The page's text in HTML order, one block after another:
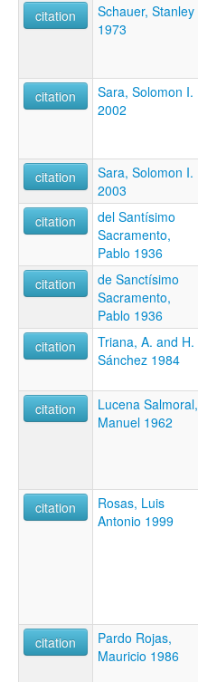
citation
Schauer, Stanley
1973
citation
Sara, Solomon I.
2002
citation
Sara, Solomon I.
2003
citation
del Santísimo
Sacramento,
Pablo 1936
citation
de Sanctísimo
Sacramento,
Pablo 1936
citation
Triana, A. and H.
Sánchez 1984
citation
Lucena Salmoral,
Manuel 1962
citation
Rosas, Luis
Antonio 1999
citation
Pardo Rojas,
Mauricio 1986